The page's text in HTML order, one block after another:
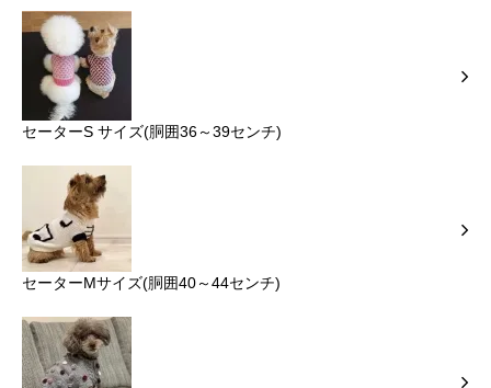
セーターS サイズ(胴囲36～39センチ)
セーターMサイズ(胴囲40～44センチ)